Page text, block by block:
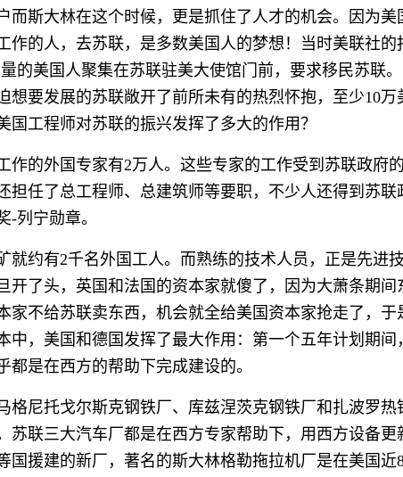
而斯大林在这个时候，更是抓住了人才的机会。因为美
作的人，去苏联，是多数美国人的梦想！当时美联社的
的美国人聚集在苏联驻美大使馆门前，要求移民苏联
想要发展的苏联敞开了前所未有的热烈怀抱，至少10万
国工程师对苏联的振兴发挥了多大的作用？
作的外国专家有2万人。这些专家的工作受到苏联政府
担任了总工程师、总建筑师等要职，不少人还得到苏联
-列宁勋章。
就约有2千名外国工人。而熟练的技术人员，正是先进
开了头，英国和法国的资本家就傻了，因为大萧条期间
家不给苏联卖东西，机会就全给美国资本家抢走了，于
中，美国和德国发挥了最大作用：第一个五年计划期间
都是在西方的帮助下完成建设的。
格尼托戈尔斯克钢铁厂、库兹涅茨克钢铁厂和扎波罗热
苏联三大汽车厂都是在西方专家帮助下，用西方设备更
国援建的新厂，著名的斯大林格勒拖拉机厂是在美国近